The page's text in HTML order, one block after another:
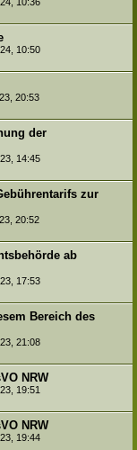
10:50
20:53
der
14:45
zur
20:52
ab
17:53
Bereich des
21:08
NRW
19:51
NRW
19:44